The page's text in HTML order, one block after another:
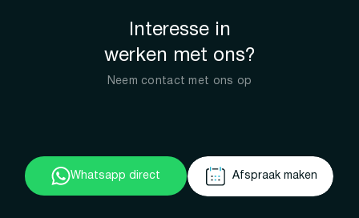
Interesse in
werken met ons?
Neem contact met ons op
Whatsapp direct Afspraak maken